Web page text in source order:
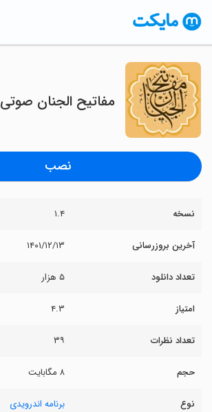
مفاتیح الجنان صوتی
نصب
نسخه ۱.۴
آخرین بروزرسانی ۱۴۰۱/۱۲/۱۳
تعداد دانلود ۵ هزار
امتیاز ۴.۳
تعداد نظرات ۳۹
حجم ۸ مگابایت
نوع برنامه اندرویدی